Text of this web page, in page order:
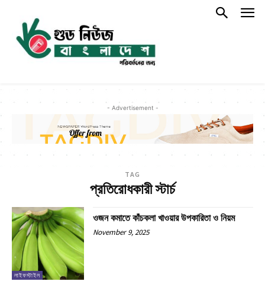
- Advertisement -
TAG
প্রতিরোধকারী স্টার্চ
লাইফস্টাইল
ওজন কমাতে কাঁচকলা খাওয়ার উপকারিতা ও নিয়ম
November 9, 2025